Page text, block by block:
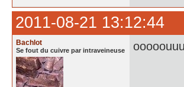
2011-08-21 13:12:44
Bachlot
Se fout du cuivre par intraveineuse